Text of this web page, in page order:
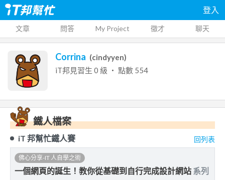
登入
文章 問答 My Project 徵才 聊天
Corrina (cindyyen)
iT邦見習生 0 級 ‧ 點數 554
鐵人檔案
iT 邦幫忙鐵人賽 回列表
佛心分享-IT 人自學之術
一個網頁的誕生！教你從基礎到自行完成設計網站 系列